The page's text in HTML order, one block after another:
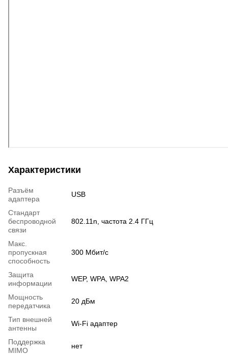
Характеристики
Разъём
адаптера
USB
Стандарт
беспроводной
связи
802.11n, частота 2.4 ГГц
Макс.
пропускная
способность
300 Мбит/с
Защита
информации
WEP, WPA, WPA2
Мощность
передатчика
20 дБм
Тип внешней
антенны
Wi-Fi адаптер
Поддержка
MIMO
нет